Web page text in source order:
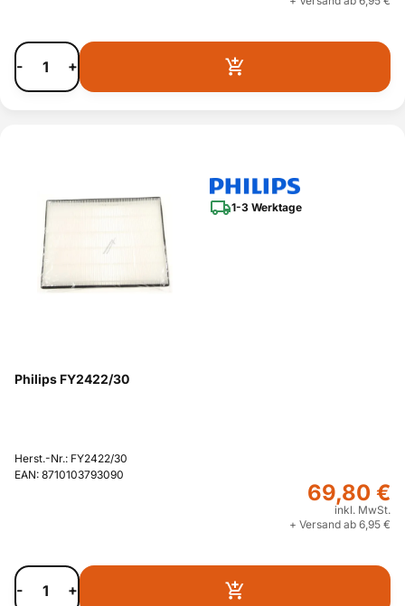
- +
1-3 Werktage
Philips FY2422/30
Herst.-Nr.: FY2422/30
EAN: 8710103793090
69,80 €
inkl. MwSt.
+ Versand ab 6,95 €
- +